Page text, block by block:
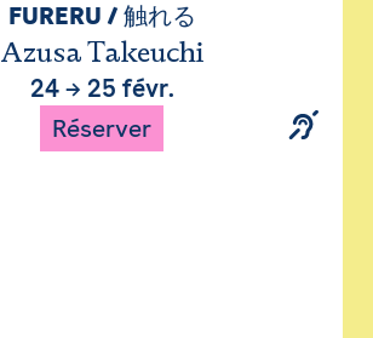
FURERU / 触れる
Azusa Takeuchi
24→ 25 févr.
Réserver